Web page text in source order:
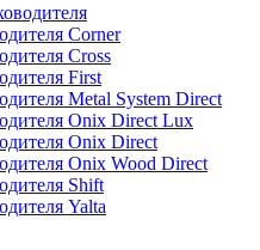
Corner
Cross
First
Metal System Direct
Onix Direct Lux
Onix Direct
Onix Wood Direct
Shift
Yalta